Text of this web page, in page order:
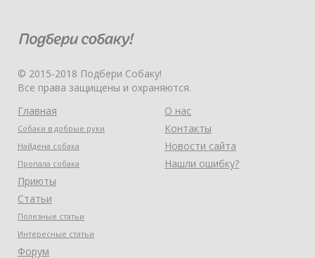
© 2015-2018 Подбери Собаку!
Все права защищены и охраняются.
Главная
Собаки в добрые руки
Найдена собака
Пропала собака
Приюты
Статьи
Полезные статьи
Интересные статьи
Форум
О нас
Контакты
Новости сайта
Нашли ошибку?